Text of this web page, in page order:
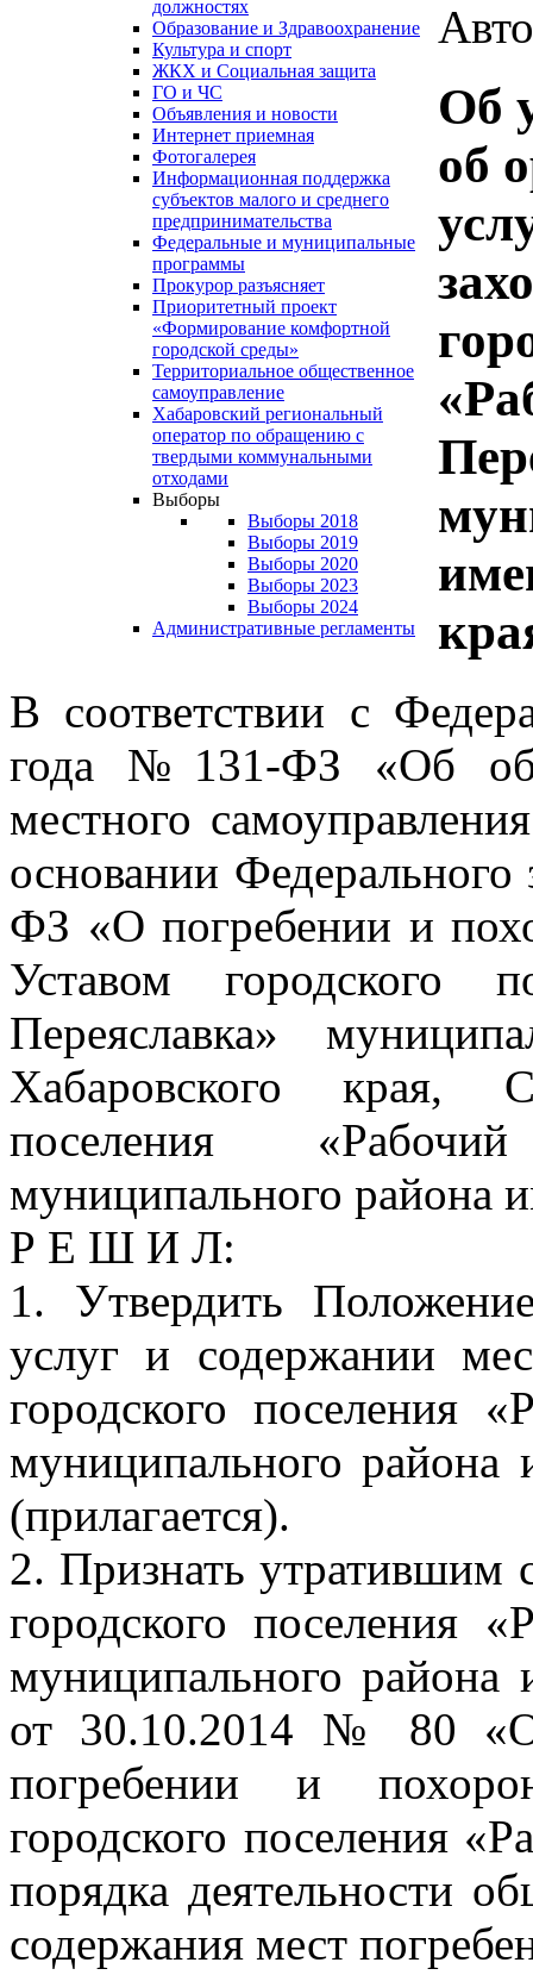
должностях
Образование и Здравоохранение
Культура и спорт
ЖКХ и Социальная защита
ГО и ЧС
Объявления и новости
Интернет приемная
Фотогалерея
Информационная поддержка
субъектов малого и среднего
предпринимательства
Федеральные и муниципальные
программы
Прокурор разъясняет
Приоритетный проект
«Формирование комфортной
городской среды»
Территориальное общественное
самоуправление
Хабаровский региональный
оператор по обращению с
твердыми коммунальными
отходами
Выборы
Выборы 2018
Выборы 2019
Выборы 2020
Выборы 2023
Выборы 2024
Административные регламенты
Об
об
В соответствии с
года №131-ФЗ «Об
местного
основании
ФЗ «О погребении и
Уставом городского
Переяславка»
Хабаровского края,
поселения
муниципального района
Р Е Ш И Л:
1. Утвердить
услуг и содержании
городского поселения
муниципального района
(прилагается).
2. Признать утратившим
городского поселения
муниципального района
от 30.10.2014 № 80
погребении и
городского поселения
порядка деятельности
содержания мест